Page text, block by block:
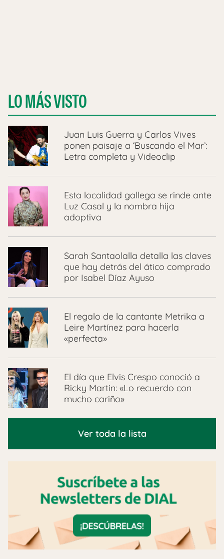
LO MÁS VISTO
Juan Luis Guerra y Carlos Vives
ponen paisaje a ‘Buscando el Mar’:
Letra completa y Videoclip
Esta localidad gallega se rinde ante
Luz Casal y la nombra hija
adoptiva
Sarah Santaolalla detalla las claves
que hay detrás del ático comprado
por Isabel Díaz Ayuso
El regalo de la cantante Metrika a
Leire Martínez para hacerla
«perfecta»
El día que Elvis Crespo conoció a
Ricky Martin: «Lo recuerdo con
mucho cariño»
Ver toda la lista